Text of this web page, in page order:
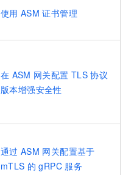
使用 ASM 证书管理
在 ASM 网关配置 TLS 协议
版本增强安全性
通过 ASM 网关配置基于
mTLS 的 gRPC 服务